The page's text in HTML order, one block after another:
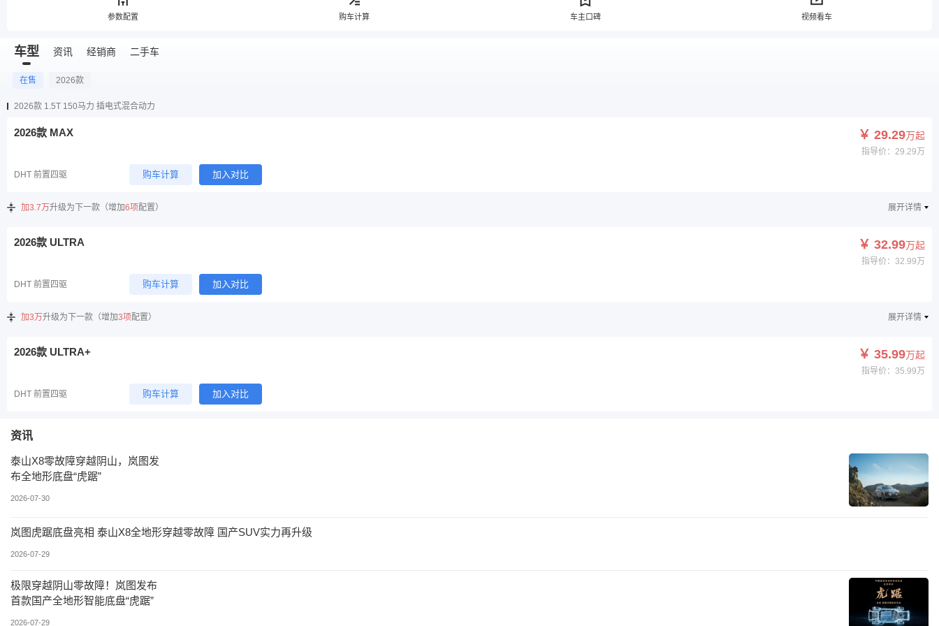
参数配置 购车计算 车主口碑 视频看车
车型 资讯 经销商 二手车
在售 2026款
2026款 1.5T 150马力 插电式混合动力
2026款 MAX ￥ 29.29万起
指导价：29.29万
DHT 前置四驱 购车计算 加入对比
加3.7万升级为下一款（增加6项配置） 展开详情
2026款 ULTRA ￥ 32.99万起
指导价：32.99万
DHT 前置四驱 购车计算 加入对比
加3万升级为下一款（增加3项配置） 展开详情
2026款 ULTRA+ ￥ 35.99万起
指导价：35.99万
DHT 前置四驱 购车计算 加入对比
资讯
泰山X8零故障穿越阴山，岚图发
布全地形底盘“虎踞”
2026-07-30
岚图虎踞底盘亮相 泰山X8全地形穿越零故障 国产SUV实力再升级
2026-07-29
极限穿越阴山零故障！岚图发布
首款国产全地形智能底盘“虎踞”
2026-07-29